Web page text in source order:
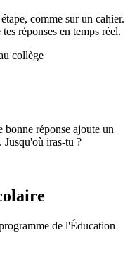
comme sur un cahier.
réponses en temps réel.
collège
bonne réponse ajoute un
Jusqu'où iras-tu ?
de l'Éducation